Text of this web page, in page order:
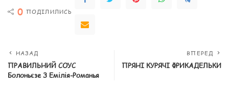
0 ПОДІЛИЛИСЬ
НАЗАД
ПРАВИЛЬНИЙ СОУС
Болоньєзе З Емілія-Романья
ВПЕРЕД
ПРЯНІ КУРЯЧІ ФРИКАДЕЛЬКИ